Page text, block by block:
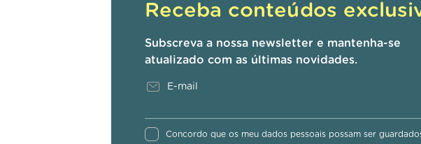
Receba conteúdos
Subscreva a nossa newsletter e mantenha-se
atualizado com as últimas novidades.
Concordo que os meu dados pessoais possam ser